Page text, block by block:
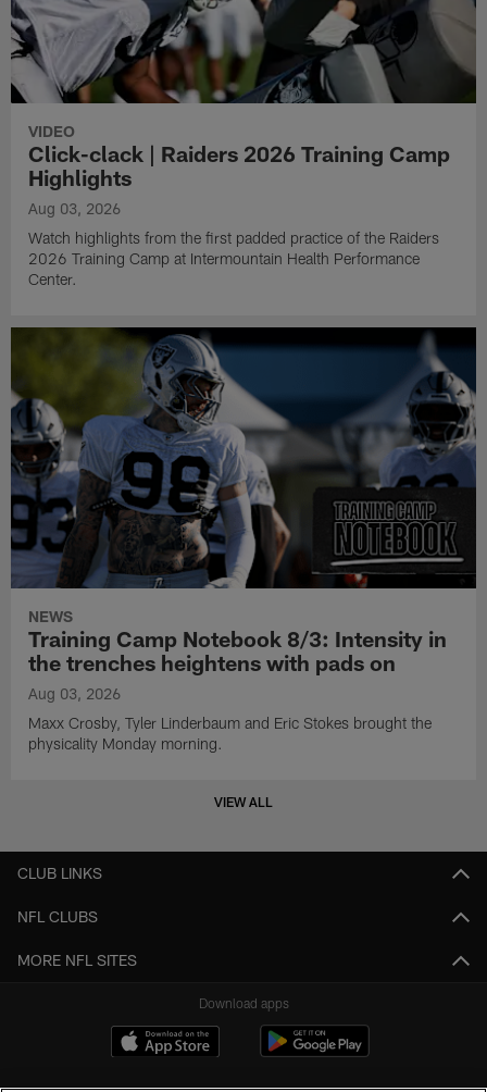
VIDEO
Click-clack | Raiders 2026 Training Camp
Highlights
Aug 03, 2026
Watch highlights from the first padded practice of the Raiders
2026 Training Camp at Intermountain Health Performance
Center.
NEWS
Training Camp Notebook 8/3: Intensity in
the trenches heightens with pads on
Aug 03, 2026
Maxx Crosby, Tyler Linderbaum and Eric Stokes brought the
physicality Monday morning.
VIEW ALL
CLUB LINKS
NFL CLUBS
MORE NFL SITES
Download apps